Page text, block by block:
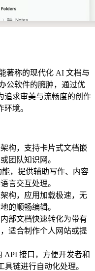
著称的现代化 AI 文档与
公软件的臃肿，通过优
追求审美与流畅度的创作
境。
构，支持卡片式文档嵌
团队知识网。
，提供辅助写作、内容
言交互处理。
构，应用加载极速，无
的顺畅编辑。
部文档快速转化为带有
适合制作个人网站或提
API 接口，方便开发者和
链进行自动化处理。